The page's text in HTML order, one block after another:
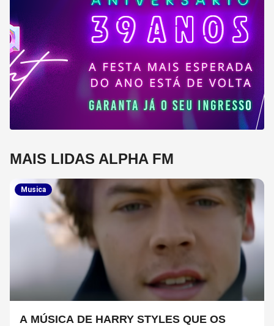
MAIS LIDAS ALPHA FM
Musica
A MÚSICA DE HARRY STYLES QUE OS